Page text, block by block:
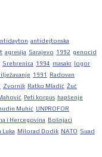
antidejtonska
agresija Sarajevo 1992 genocid
Srebrenica 1994 masakr logor
1991
Radovan
Zvornik Ratko Mladić Žuč
Peti korpus hapšenje
Muhić UNPROFOR
i Hercegovina Bošnjaci
Luka Milorad Dodik NATO Suad